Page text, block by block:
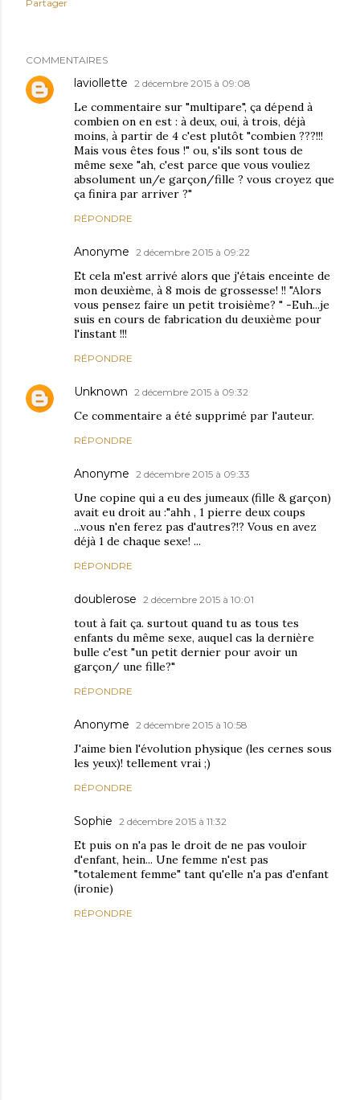
Partager
COMMENTAIRES
laviollette 2 décembre 2015 à 09:08
Le commentaire sur "multipare", ça dépend à
combien on en est : à deux, oui, à trois, déjà
moins, à partir de 4 c'est plutôt "combien ???!!!
Mais vous êtes fous !" ou, s'ils sont tous de
même sexe "ah, c'est parce que vous vouliez
absolument un/e garçon/fille ? vous croyez que
ça finira par arriver ?"
RÉPONDRE
Anonyme 2 décembre 2015 à 09:22
Et cela m'est arrivé alors que j'étais enceinte de
mon deuxième, à 8 mois de grossesse! !! "Alors
vous pensez faire un petit troisième? " -Euh...je
suis en cours de fabrication du deuxième pour
l'instant !!!
RÉPONDRE
Unknown 2 décembre 2015 à 09:32
Ce commentaire a été supprimé par l'auteur.
RÉPONDRE
Anonyme 2 décembre 2015 à 09:33
Une copine qui a eu des jumeaux (fille & garçon)
avait eu droit au :"ahh , 1 pierre deux coups
...vous n'en ferez pas d'autres?!? Vous en avez
déjà 1 de chaque sexe! ...
RÉPONDRE
doublerose 2 décembre 2015 à 10:01
tout à fait ça. surtout quand tu as tous tes
enfants du même sexe, auquel cas la dernière
bulle c'est "un petit dernier pour avoir un
garçon/ une fille?"
RÉPONDRE
Anonyme 2 décembre 2015 à 10:58
J'aime bien l'évolution physique (les cernes sous
les yeux)! tellement vrai ;)
RÉPONDRE
Sophie 2 décembre 2015 à 11:32
Et puis on n'a pas le droit de ne pas vouloir
d'enfant, hein... Une femme n'est pas
"totalement femme" tant qu'elle n'a pas d'enfant
(ironie)
RÉPONDRE